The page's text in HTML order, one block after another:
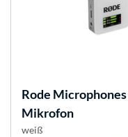
Rode Microphones
Mikrofon
weiß